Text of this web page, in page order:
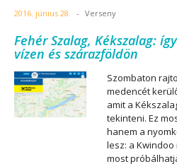
2016. június 28. - Verseny
Fehér Szalag, Kékszalag:
vízen és szárazföldön
Szombaton
medencét
amit a
tekinteni. Ez
hanem a
lesz: a
most